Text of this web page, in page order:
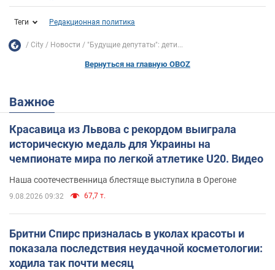
Теги Редакционная политика
City Новости "Будущие депутаты": дети...
Вернуться на главную OBOZ
Важное
Красавица из Львова с рекордом выиграла
историческую медаль для Украины на
чемпионате мира по легкой атлетике U20. Видео
Наша соотечественница блестяще выступила в Орегоне
9.08.2026 09:32 67,7 т.
Бритни Спирс призналась в уколах красоты и
показала последствия неудачной косметологии:
ходила так почти месяц